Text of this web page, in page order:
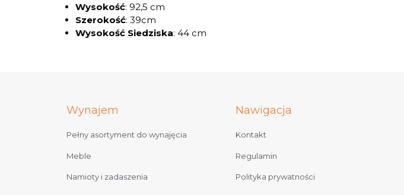
Wysokość: 92,5 cm
Szerokość: 39cm
Wysokość Siedziska: 44 cm
Wynajem
Pełny asortyment do wynajęcia
Meble
Namioty i zadaszenia
Nawigacja
Kontakt
Regulamin
Polityka prywatności